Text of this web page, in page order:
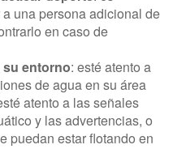
una persona adicional de
en caso de
su entorno: esté atento a
de agua en su área
atento a las señales
y las advertencias, o
puedan estar flotando en